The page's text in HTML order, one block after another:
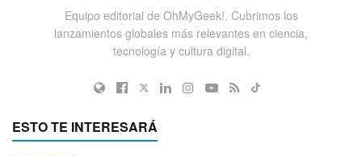
Equipo editorial de OhMyGeek!. Cubrimos los
lanzamientos globales más relevantes en ciencia,
tecnología y cultura digital.
ESTO TE INTERESARÁ